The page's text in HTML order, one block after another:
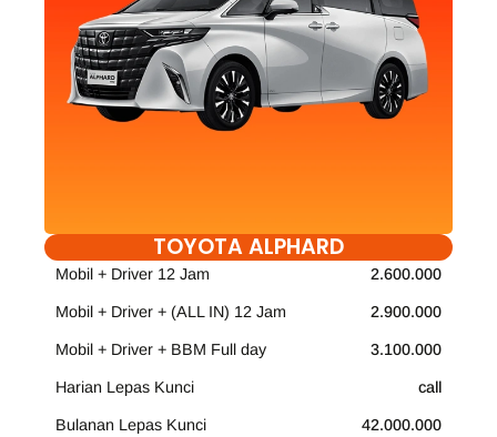
TOYOTA ALPHARD
Mobil + Driver 12 Jam 2.600.000
Mobil + Driver + (ALL IN) 12 Jam 2.900.000
Mobil + Driver + BBM Full day 3.100.000
Harian Lepas Kunci call
Bulanan Lepas Kunci 42.000.000